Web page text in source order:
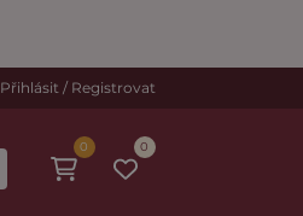
Přihlásit / Registrovat
0
0